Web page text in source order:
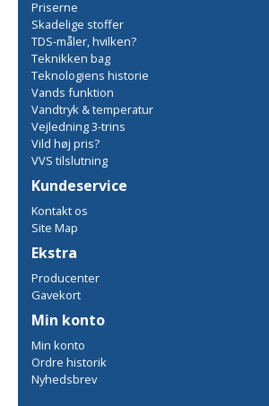
Priserne
Skadelige stoffer
TDS-måler, hvilken?
Teknikken bag
Teknologiens historie
Vands funktion
Vandtryk & temperatur
Vejledning 3-trins
Vild høj pris?
VVS tilslutning
Kundeservice
Kontakt os
Site Map
Ekstra
Producenter
Gavekort
Min konto
Min konto
Ordre historik
Nyhedsbrev